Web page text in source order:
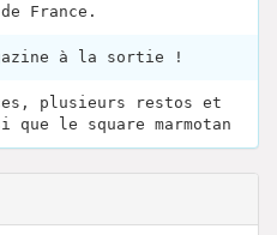
France.
à la sortie !
plusieurs restos et
le square marmotan